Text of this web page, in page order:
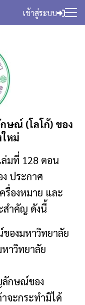
เข้าสู่ระบบ
ษณ์ (โลโก้) ของ
หม่
ล่มที่ 128 ตอน
ประกาศ
รื่องหมาย และ
สำคัญ ดังนี้
องมหาวิทยาลัย
หาวิทยาลัย
ลักษณ์ของ
จะกระทำมิได้